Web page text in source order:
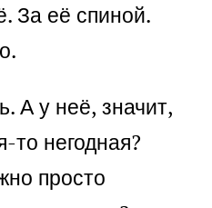
За её спиной.
А у неё, значит,
то негодная?
просто